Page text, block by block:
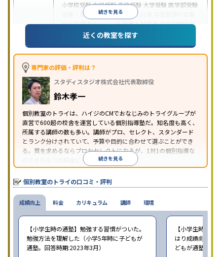
続きを見る
小学校受験中学受験高校受験 大学受験 医学部受験
授業・定期テスト対策
内申点対策
総合型選抜(旧AO)対策推薦入試対策学校別特化対
国公立大対策私大対策 共通テスト対策
語・英会話特化対策その他科目別特化対策
特徴
中高一貫校生に対応
応
学習にPC・タブレットを利用
科目から受講可能季節講習のみの受講可
の子どもに対応
※2023年3月調査。
近くの教室を探す
専門家の評価・評判は？
スタディスタジオ株式会社代表取締役
鈴木孝一
個別教室のトライは、ハイジのCMでおなじみのトライグループが
直営で600超の校舎を運営している個別指導塾だ。知名度も高く、
所属する講師の数も多い。講師がプロ、セレクト、スタンダード
とランク分けされていて、予算や目的に合わせて選ぶことができ
る。質を求めるならプロかセレクトになるが、1対1の個別指導な
のでそれなりの料金になる。続きを見る
個別教室のトライの口コミ・評判
成績向上
【小学生時の通塾】勉強する習慣がついた。
勉強方法を理解した（小学5年時に子どもが
通塾。回答時期:2023年3月）
【小学生時の通
はり成績向上に
どもが通塾。回
料金 カリキュラム 講師 環境